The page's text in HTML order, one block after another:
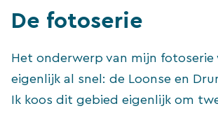
De fotoserie
Het onderwerp van mijn fotoserie
eigenlijk al snel: de Loonse en
Ik koos dit gebied eigenlijk om